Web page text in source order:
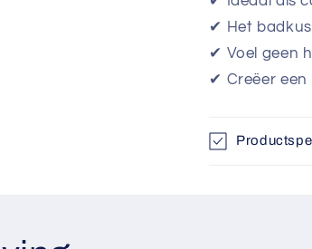
✔ Het
✔ Voel geen
✔ Creëer